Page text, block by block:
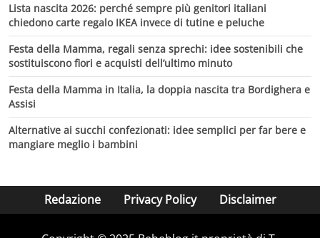
Lista nascita 2026: perché sempre più genitori italiani
chiedono carte regalo IKEA invece di tutine e peluche
Festa della Mamma, regali senza sprechi: idee sostenibili che
sostituiscono fiori e acquisti dell’ultimo minuto
Festa della Mamma in Italia, la doppia nascita tra Bordighera e
Assisi
Alternative ai succhi confezionati: idee semplici per far bere e
mangiare meglio i bambini
Redazione Privacy Policy Disclaimer